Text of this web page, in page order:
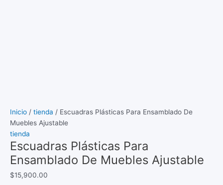
Inicio / tienda / Escuadras Plásticas Para Ensamblado De
Muebles Ajustable
tienda
Escuadras Plásticas Para
Ensamblado De Muebles Ajustable
$15,900.00